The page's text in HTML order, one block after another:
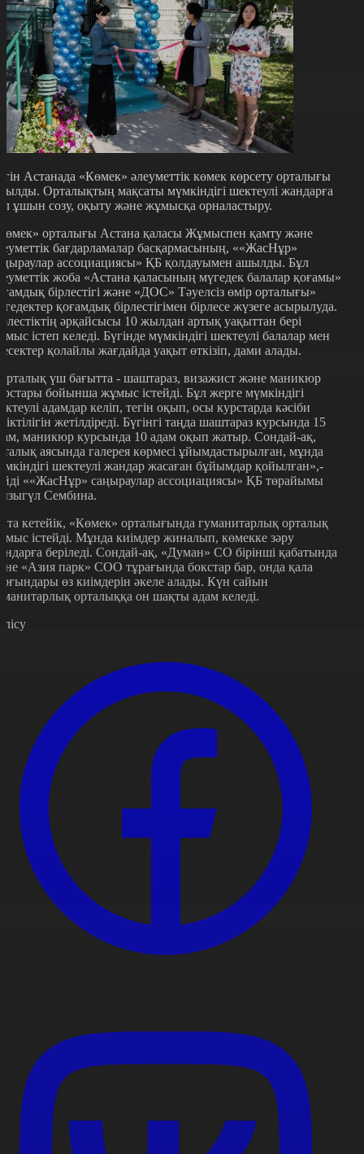
Астанада «Көмек» әлеуметтік көмек көрсету орталығы
Орталықтың мақсаты мүмкіндігі шектеулі жандарға
ұшын созу, оқыту және жұмысқа орналастыру.
орталығы Астана қаласы Жұмыспен қамту және
бағдарламалар басқармасының, ««ЖасНұр»
ассоциациясы» ҚБ қолдауымен ашылды. Бұл
жоба «Астана қаласының мүгедек балалар қоғамы»
бірлестігі және «ДОС» Тәуелсіз өмір орталығы»
қоғамдық бірлестігімен бірлесе жүзеге асырылуда.
әрқайсысы 10 жылдан артық уақыттан бері
істеп келеді. Бүгінде мүмкіндігі шектеулі балалар мен
қолайлы жағдайда уақыт өткізіп, дами алады.
үш бағытта - шаштараз, визажист және маникюр
бойынша жұмыс істейді. Бұл жерге мүмкіндігі
адамдар келіп, тегін оқып, осы курстарда кәсіби
жетілдіреді. Бүгінгі таңда шаштараз курсында 15
маникюр курсында 10 адам оқып жатыр. Сондай-ақ,
аясында галерея көрмесі ұйымдастырылған, мұнда
шектеулі жандар жасаған бұйымдар қойылған»,-
««ЖасНұр» саңыраулар ассоциациясы» ҚБ төрайымы
Сембина.
кетейік, «Көмек» орталығында гуманитарлық орталық
істейді. Мұнда киімдер жиналып, көмекке зәру
беріледі. Сондай-ақ, «Думан» СО бірінші қабатында
«Азия парк» СОО тұрағында бокстар бар, онда қала
өз киімдерін әкеле алады. Күн сайын
орталыққа он шақты адам келеді.